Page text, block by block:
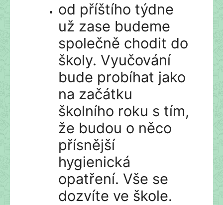
od příštího týdne
už zase budeme
společně chodit do
školy. Vyučování
bude probíhat jako
na začátku
školního roku s tím,
že budou o něco
přísnější
hygienická
opatření. Vše se
dozvíte ve škole.